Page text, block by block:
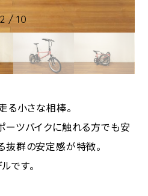
2 /10
る小さな相棒。
ーツバイクに触れる方でも安
抜群の安定感が特徴。
です。